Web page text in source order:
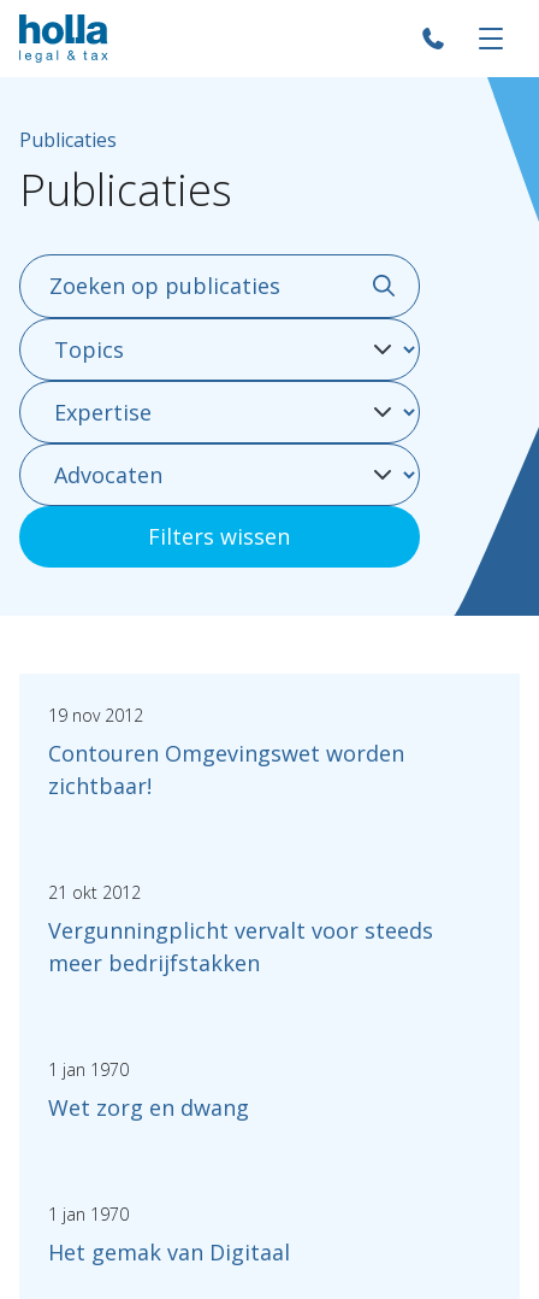
Over Holla
Onze mensen
NL EN DE
Publicaties
Publicaties
Filters wissen
19 nov 2012
Contouren Omgevingswet worden
zichtbaar!
21 okt 2012
Vergunningplicht vervalt voor steeds
meer bedrijfstakken
1 jan 1970
Wet zorg en dwang
1 jan 1970
Het gemak van Digitaal